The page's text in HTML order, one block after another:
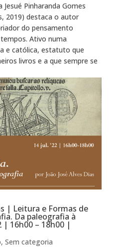
Pinharanda Gomes
2019) destaca o autor
do pensamento
Ativo numa
e católica, estatuto que
livros e a que sempre se
| Leitura e Formas de
Da paleografia à
| 16h00 – 18h00 |
, Sem categoria